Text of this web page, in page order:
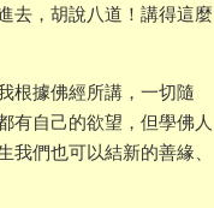
去，胡說八道！講得這麼
根據佛經所講，一切隨
有自己的欲望，但學佛人
們也可以結新的善緣、